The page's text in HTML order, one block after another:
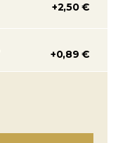
+2,50 €
+0,89 €